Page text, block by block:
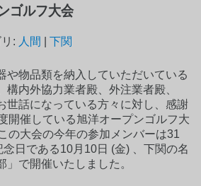
ゴルフ大会
: 人間 |下関
や物品類を納入していただいている
構内外協力業者殿、外注業者殿、
世話になっている方々に対し、感謝
開催している旭洋オープンゴルフ大
の大会の今年の参加メンバーは31
日である10月10日 (金) 、下関の名
」で開催いたしました。